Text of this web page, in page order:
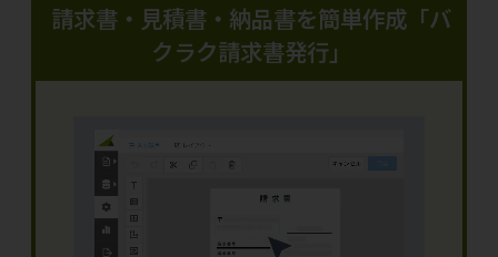
請求書・見積書・納品書を簡単作成「バ
クラク請求書発行」